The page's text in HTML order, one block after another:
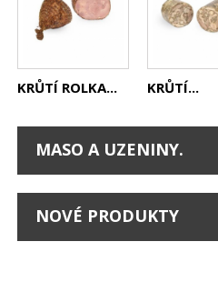
KRŮTÍ ROLKA... KRŮTÍ...
MASO A UZENINY.
NOVÉ PRODUKTY